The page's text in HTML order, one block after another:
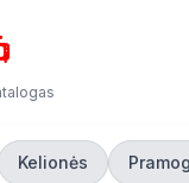
Kelionės